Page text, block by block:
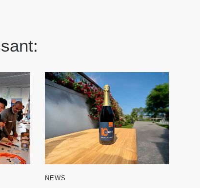
NEWS